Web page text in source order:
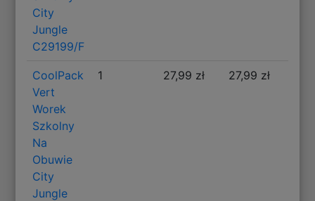
City
Jungle
C29199/F
CoolPack
Vert
Worek
Szkolny
Na
Obuwie
City
Jungle
1 27,99 zł 27,99 zł